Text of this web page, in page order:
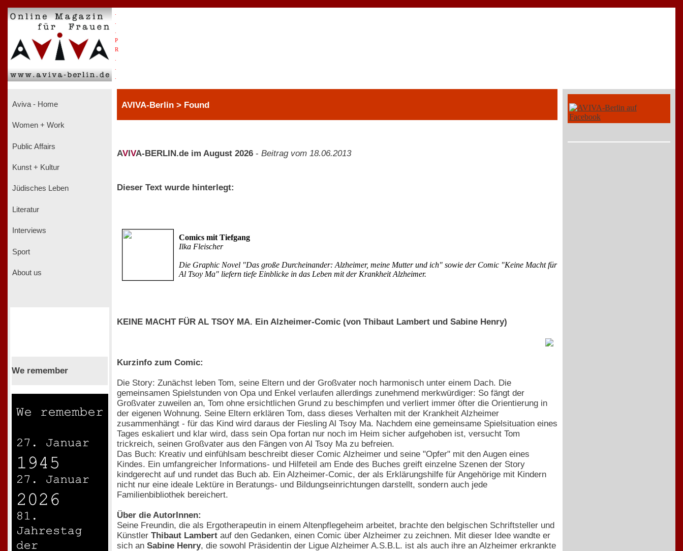
P
R
Aviva - Home
Women + Work
Public Affairs
Kunst + Kultur
Jüdisches Leben
Literatur
Interviews
Sport
About us
We remember
AVIVA-Berlin > Found
AV VA-BERLIN.de im August 2026 - Beitrag vom 18.06.2013
Dieser Text wurde hinterlegt:
Comics mit Tiefgang
Ilka Fleischer
Die Graphic Novel "Das große Durcheinander: Alzheimer, meine Mutter und ich" sowie der Comic "Keine Macht für
Al Tsoy Ma" liefern tiefe Einblicke in das Leben mit der Krankheit Alzheimer.
KEINE MACHT FÜR AL TSOY MA. Ein Alzheimer-Comic (von Thibaut Lambert und Sabine Henry)
Kurzinfo zum Comic:
Die Story: Zunächst leben Tom, seine Eltern und der Großvater noch harmonisch unter einem Dach. Die
gemeinsamen Spielstunden von Opa und Enkel verlaufen allerdings zunehmend merkwürdiger: So fängt der
Großvater zuweilen an, Tom ohne ersichtlichen Grund zu beschimpfen und verliert immer öfter die Orientierung in
der eigenen Wohnung. Seine Eltern erklären Tom, dass dieses Verhalten mit der Krankheit Alzheimer
zusammenhängt - für das Kind wird daraus der Fiesling Al Tsoy Ma. Nachdem eine gemeinsame Spielsituation eines
Tages eskaliert und klar wird, dass sein Opa fortan nur noch im Heim sicher aufgehoben ist, versucht Tom
trickreich, seinen Großvater aus den Fängen von Al Tsoy Ma zu befreien.
Das Buch: Kreativ und einfühlsam beschreibt dieser Comic Alzheimer und seine "Opfer" mit den Augen eines
Kindes. Ein umfangreicher Informations- und Hilfeteil am Ende des Buches greift einzelne Szenen der Story
kindgerecht auf und rundet das Buch ab. Ein Alzheimer-Comic, der als Erklärungshilfe für Angehörige mit Kindern
nicht nur eine ideale Lektüre in Beratungs- und Bildungseinrichtungen darstellt, sondern auch jede
Familienbibliothek bereichert.
Über die AutorInnen:
Seine Freundin, die als Ergotherapeutin in einem Altenpflegeheim arbeitet, brachte den belgischen Schriftsteller und
Künstler Thibaut Lambert auf den Gedanken, einen Comic über Alzheimer zu zeichnen. Mit dieser Idee wandte er
sich an Sabine Henry, die sowohl Präsidentin der Ligue Alzheimer A.S.B.L. ist als auch ihre an Alzheimer erkrankte